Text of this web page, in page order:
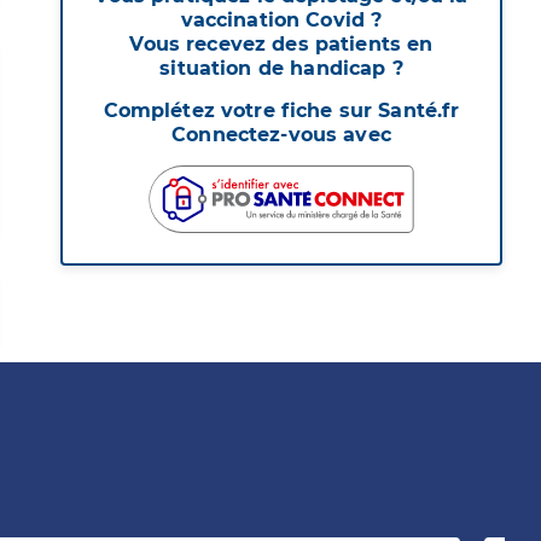
vaccination Covid ?
Vous recevez des patients en
situation de handicap ?
Complétez votre fiche sur Santé.fr
Connectez-vous avec